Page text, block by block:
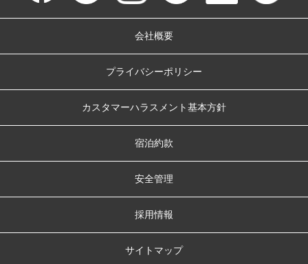
会社概要
プライバシーポリシー
カスタマーハラスメント基本方針
宿泊約款
安全管理
採用情報
サイトマップ